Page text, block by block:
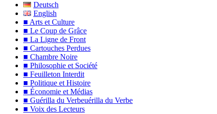
Deutsch
English
■ Arts et Culture
■ Le Coup de Grâce
■ La Ligne de Front
■ Cartouches Perdues
■ Chambre Noire
■ Philosophie et Société
■ Feuilleton Interdit
■ Politique et Histoire
■ Économie et Médias
■ Guérilla du Verbeuérilla du Verbe
■ Voix des Lecteurs